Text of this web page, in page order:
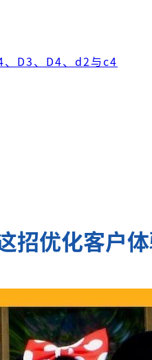
、D3、D4、d2与c4
招优化客户